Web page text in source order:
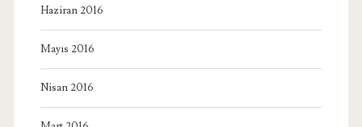
Haziran 2016
Mayıs 2016
Nisan 2016